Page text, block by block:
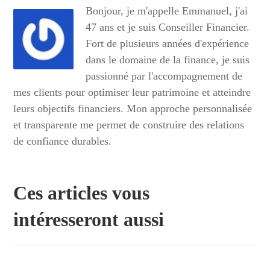
Bonjour, je m'appelle Emmanuel, j'ai
47 ans et je suis Conseiller Financier.
Fort de plusieurs années d'expérience
dans le domaine de la finance, je suis
passionné par l'accompagnement de
mes clients pour optimiser leur patrimoine et atteindre
leurs objectifs financiers. Mon approche personnalisée
et transparente me permet de construire des relations
de confiance durables.
Ces articles vous
intéresseront aussi